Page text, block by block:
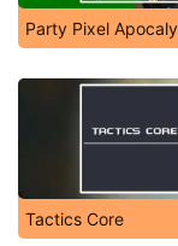
Party Pixel
Tactics Core